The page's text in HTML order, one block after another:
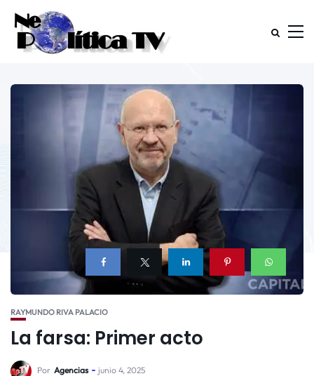
RAYMUNDO RIVA PALACIO
La farsa: Primer acto
Por Agencias junio 4, 2025